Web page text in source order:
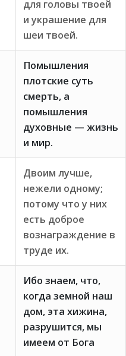
для головы твоей
и украшение для
шеи твоей.
Помышления
плотские суть
смерть, а
помышления
духовные — жизнь
и мир.
Двоим лучше,
нежели одному;
потому что у них
есть доброе
вознаграждение в
труде их.
Ибо знаем, что,
когда земной наш
дом, эта хижина,
разрушится, мы
имеем от Бога